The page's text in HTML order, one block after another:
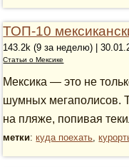
ТОП-10
143.2k (9 за неделю) |
Статьи о Мексике
Мексика — это не
шумных мегаполисов.
на пляже, попивая
метки:куда поехать,